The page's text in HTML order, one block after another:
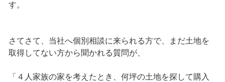
す。
さてさて、当社へ個別相談に来られる方で、まだ土地を
取得してない方から聞かれる質問が、
「４人家族の家を考えたとき、何坪の土地を探して購入